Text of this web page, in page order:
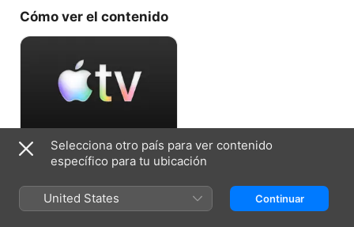
Cómo ver el contenido
Aceptar prueba gratuita
7 días gratis, luego 9,99 € al mes.
Selecciona otro país para ver contenido
específico para tu ubicación
United States Continuar